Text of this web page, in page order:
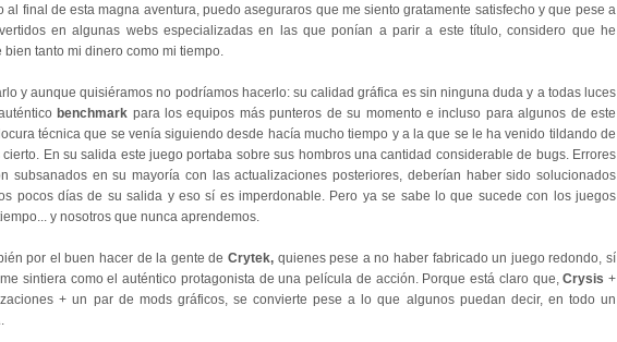
al final de esta magna aventura, puedo aseguraros que me siento gratamente satisfecho y que pese a
en algunas webs especializadas en las que ponían a parir a este título, considero que he
tanto mi dinero como mi tiempo.
y aunque quisiéramos no podríamos hacerlo: su calidad gráfica es sin ninguna duda y a todas luces
benchmark para los equipos más punteros de su momento e incluso para algunos de este
técnica que se venía siguiendo desde hacía mucho tiempo y a la que se le ha venido tildando de
En su salida este juego portaba sobre sus hombros una cantidad considerable de bugs. Errores
subsanados en su mayoría con las actualizaciones posteriores, deberían haber sido solucionados
pocos días de su salida y eso sí es imperdonable. Pero ya se sabe lo que sucede con los juegos
y nosotros que nunca aprendemos.
por el buen hacer de la gente de Crytek, quienes pese a no haber fabricado un juego redondo, sí
sintiera como el auténtico protagonista de una película de acción. Porque está claro que,Crysis +
+ un par de mods gráficos, se convierte pese a lo que algunos puedan decir, en todo un